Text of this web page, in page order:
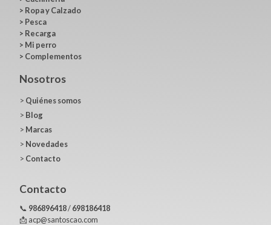
> Ropa y Calzado
> Pesca
> Recarga
> Mi perro
> Complementos
Nosotros
> Quiénes somos
> Blog
> Marcas
> Novedades
> Contacto
Contacto
📞 986896418/698186418
📩 acp@santoscao.com